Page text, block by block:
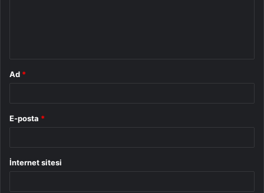
Ad *
E-posta *
İnternet sitesi